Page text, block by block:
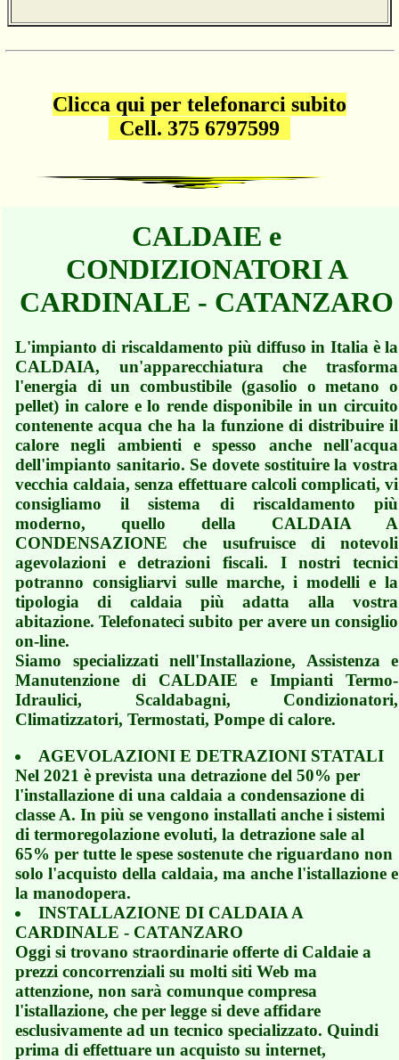
Clicca qui per telefonarci subito
Cell. 375 6797599
CALDAIE e
CONDIZIONATORI A
CARDINALE - CATANZARO
L'impianto di riscaldamento più diffuso in Italia è la
CALDAIA, un'apparecchiatura che trasforma
l'energia di un combustibile (gasolio o metano o
pellet) in calore e lo rende disponibile in un circuito
contenente acqua che ha la funzione di distribuire il
calore negli ambienti e spesso anche nell'acqua
dell'impianto sanitario. Se dovete sostituire la vostra
vecchia caldaia, senza effettuare calcoli complicati, vi
consigliamo il sistema di riscaldamento più
moderno, quello della CALDAIA A
CONDENSAZIONE che usufruisce di notevoli
agevolazioni e detrazioni fiscali. I nostri tecnici
potranno consigliarvi sulle marche, i modelli e la
tipologia di caldaia più adatta alla vostra
abitazione. Telefonateci subito per avere un consiglio
on-line.
Siamo specializzati nell'Installazione, Assistenza e
Manutenzione di CALDAIE e Impianti Termo-
Idraulici, Scaldabagni, Condizionatori,
Climatizzatori, Termostati, Pompe di calore.
AGEVOLAZIONI E DETRAZIONI STATALI
Nel 2021 è prevista una detrazione del 50% per
l'installazione di una caldaia a condensazione di
classe A. In più se vengono installati anche i sistemi
di termoregolazione evoluti, la detrazione sale al
65% per tutte le spese sostenute che riguardano non
solo l'acquisto della caldaia, ma anche l'istallazione e
la manodopera.
INSTALLAZIONE DI CALDAIA A
CARDINALE - CATANZARO
Oggi si trovano straordinarie offerte di Caldaie a
prezzi concorrenziali su molti siti Web ma
attenzione, non sarà comunque compresa
l'istallazione, che per legge si deve affidare
esclusivamente ad un tecnico specializzato. Quindi
prima di effettuare un acquisto su internet,